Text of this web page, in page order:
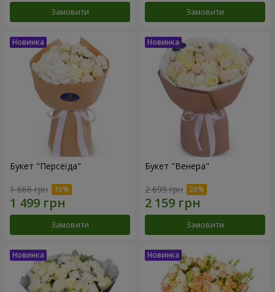
Замовити Замовити
Букет "Персеїда"
1 666 грн
Замовити
Букет "Венера"
2 699 грн
Замовити